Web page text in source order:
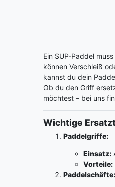
Ein SUP-Paddel
können Verschleiß
kannst du dein
Ob du den Griff
möchtest – bei uns
Wichtige
Paddelgriffe:
Einsatz:
Vorteile:
Paddelschäfte: